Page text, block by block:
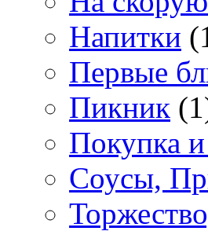
Напитки
Первые
Пикник
Покупка
Соусы,